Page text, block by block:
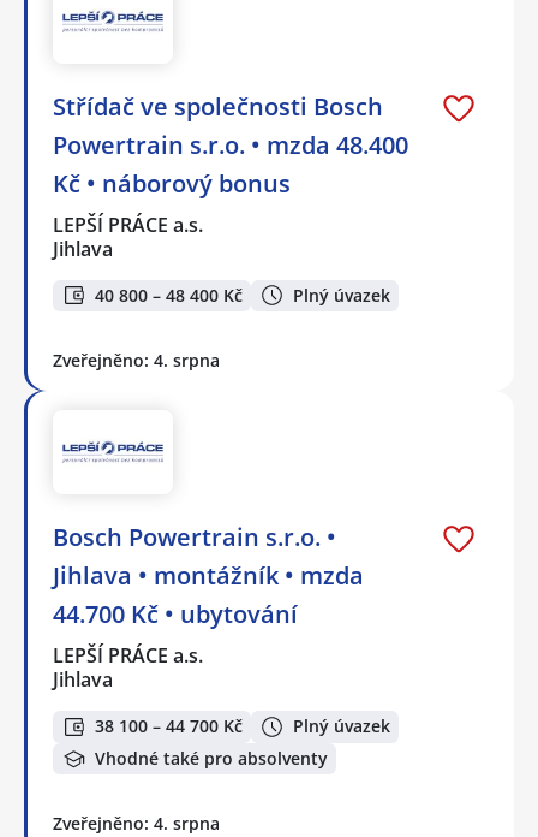
Střídač ve společnosti Bosch
Powertrain s.r.o. • mzda 48.400
Kč • náborový bonus
LEPŠÍ PRÁCE a.s.
Jihlava
40 800 – 48 400 Kč Plný úvazek
Zveřejněno: 4. srpna
Bosch Powertrain s.r.o. •
Jihlava • montážník • mzda
44.700 Kč • ubytování
LEPŠÍ PRÁCE a.s.
Jihlava
38 100 – 44 700 Kč
Plný úvazek
Vhodné také pro absolventy
Zveřejněno: 4. srpna